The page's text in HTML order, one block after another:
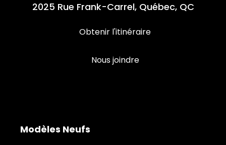
2025 Rue Frank-Carrel, Québec, QC
Obtenir l'itinéraire
Nous joindre
Modèles Neufs